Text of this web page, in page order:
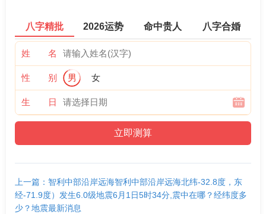
八字精批 2026运势 命中贵人 八字合婚
姓 名
性 别 男 女
生 日
上一篇：智利中部沿岸远海智利中部沿岸远海北纬-32.8度，东
经-71.9度）发生6.0级地震6月1日5时34分,震中在哪？经纬度多
少？地震最新消息